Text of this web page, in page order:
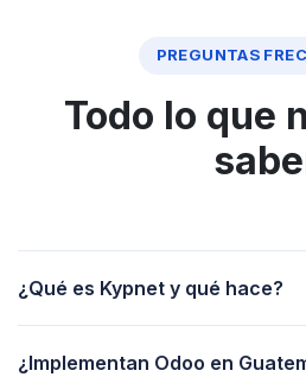
PREGUNTAS
Todo lo que
¿Qué es Kypnet y qué hace?
¿Implementan Odoo en